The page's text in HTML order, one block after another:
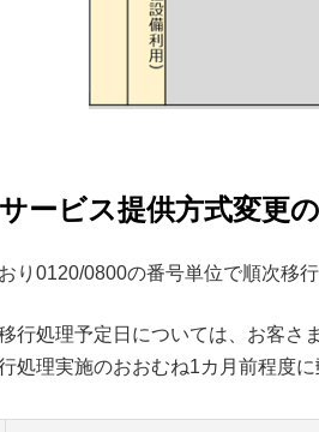
サービス提供方式変更
り0120/0800の番号単位で順次移
行処理予定日については、お客さ
処理実施のおおむね1カ月前程度